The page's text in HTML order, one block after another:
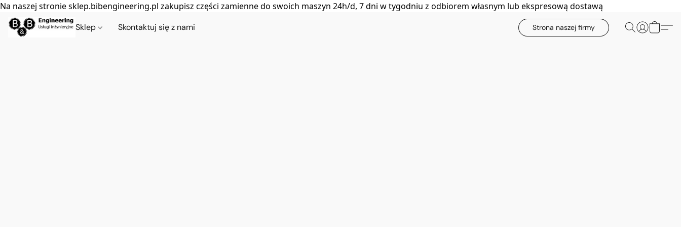
Na naszej stronie sklep.bibengineering.pl zakupisz części zamienne do swoich maszyn 24h/d, 7 dni w tygodniu z odbiorem własnym lub ekspresową dostawą
Sklep Skontaktuj się z nami Strona naszej firmy